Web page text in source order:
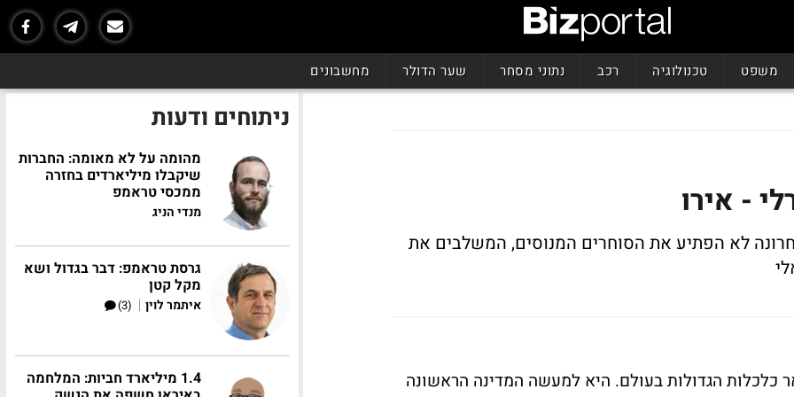
משפט טכנולוגיה רכב נתוני מסחר שער הדולר מחשבונים
- אירו
לא הפתיע את הסוחרים המנוסים, המשלבים את
הגדולות בעולם. היא למעשה המדינה הראשונה
ניתוחים ודעות
מהומה על לא מאומה: החברות
שיקבלו מיליארדים בחזרה
ממכסי טראמפ
מנדי הניג
גרסת טראמפ: דבר בגדול ושא
מקל קטן
איתמר לוין |
(3)
1.4 מיליארד חביות: המלחמה